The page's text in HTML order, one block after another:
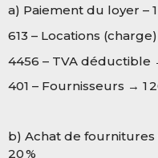
a) Paiement du loyer –
613 – Locations
4456 – TVA déductible
401 – Fournisseurs → 1
b) Achat de fournitures
20 %